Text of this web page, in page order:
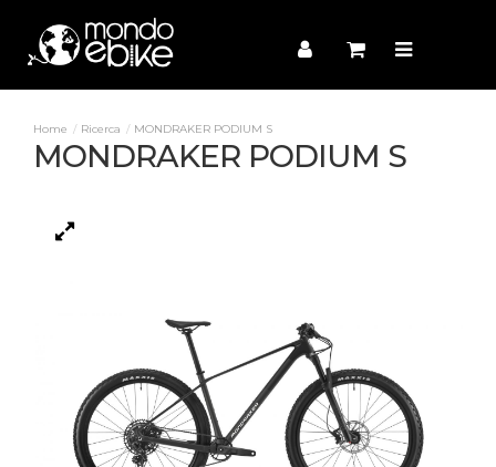
Ricerca MONDRAKER PODIUM S
MONDRAKER PODIUM S